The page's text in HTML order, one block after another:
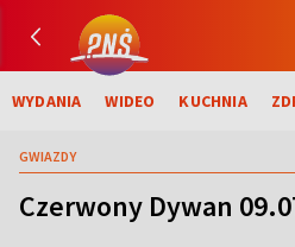
WYDANIA WIDEO KUCHNIA
GWIAZDY
Czerwony Dywan